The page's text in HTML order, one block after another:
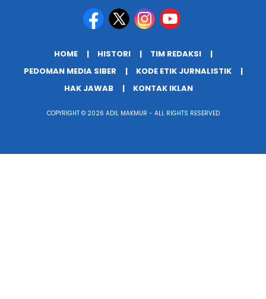
HOME HISTORI
TIM REDAKSI
PEDOMAN MEDIA SIBER
KODE ETIK JURNALISTIK
HAK JAWAB
KONTAK IKLAN
COPYRIGHT © 2026 ADIL MAKMUR - ALL RIGHTS RESERVED